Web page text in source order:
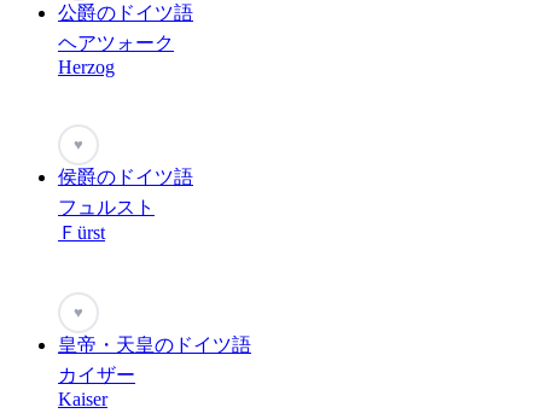
公爵のドイツ語
ヘアツォーク
Herzog
♥
侯爵のドイツ語
フュルスト
Ｆürst
♥
皇帝・天皇のドイツ語
カイザー
Kaiser